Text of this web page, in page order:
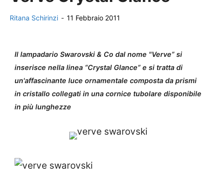
Ritana Schirinzi - 11 Febbraio 2011
Il lampadario Swarovski & Co dal nome "Verve” si
inserisce nella linea “Crystal Glance” e si tratta di
un'affascinante luce ornamentale composta da prismi
in cristallo collegati in una cornice tubolare disponibile
in più lunghezze